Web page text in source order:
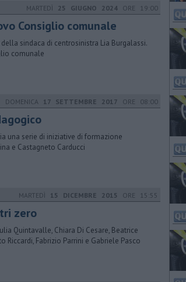
MARTEDÌ 25 GIUGNO 2024 ORE 19:00
Consiglio comunale
sindaca di centrosinistra Lia Burgalassi.
comunale
DOMENICA 17 SETTEMBRE 2017 ORE 08:00
una serie di iniziative di formazione
e Castagneto Carducci
MARTEDÌ 15 DICEMBRE 2015 ORE 15:55
zero
Quintavalle, Chiara Di Cesare, Beatrice
Riccardi, Fabrizio Parrini e Gabriele Pasco